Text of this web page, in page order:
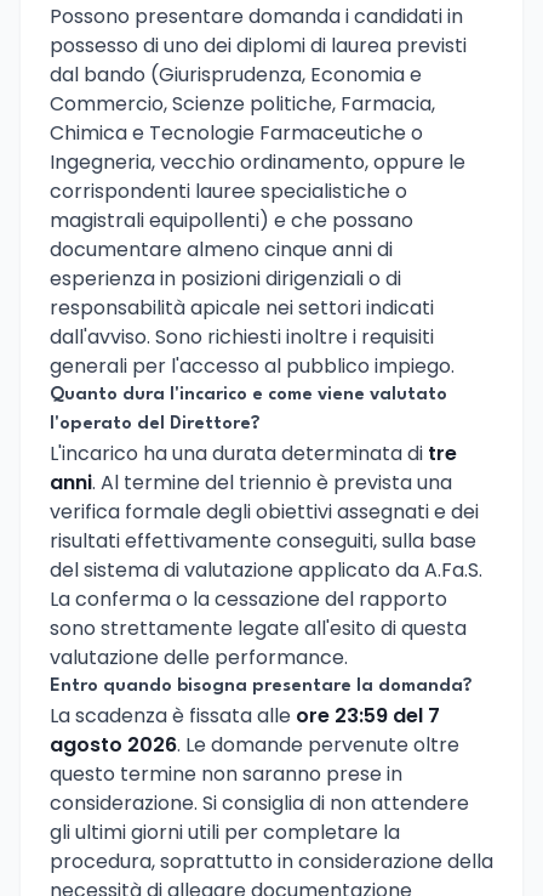
Possono presentare domanda i candidati in
possesso di uno dei diplomi di laurea previsti
dal bando (Giurisprudenza, Economia e
Commercio, Scienze politiche, Farmacia,
Chimica e Tecnologie Farmaceutiche o
Ingegneria, vecchio ordinamento, oppure le
corrispondenti lauree specialistiche o
magistrali equipollenti) e che possano
documentare almeno cinque anni di
esperienza in posizioni dirigenziali o di
responsabilità apicale nei settori indicati
dall'avviso. Sono richiesti inoltre i requisiti
generali per l'accesso al pubblico impiego.
Quanto dura l'incarico e come viene valutato
l'operato del Direttore?
L'incarico ha una durata determinata di tre
anni. Al termine del triennio è prevista una
verifica formale degli obiettivi assegnati e dei
risultati effettivamente conseguiti, sulla base
del sistema di valutazione applicato da A.Fa.S.
La conferma o la cessazione del rapporto
sono strettamente legate all'esito di questa
valutazione delle performance.
Entro quando bisogna presentare la domanda?
La scadenza è fissata alle ore 23:59 del 7
agosto 2026. Le domande pervenute oltre
questo termine non saranno prese in
considerazione. Si consiglia di non attendere
gli ultimi giorni utili per completare la
procedura, soprattutto in considerazione della